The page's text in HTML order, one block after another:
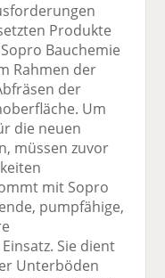
Produkte
Bauchemie
Rahmen der
der
Um
die neuen
müssen zuvor
mit Sopro
pumpfähige,
Sie dient
Unterböden